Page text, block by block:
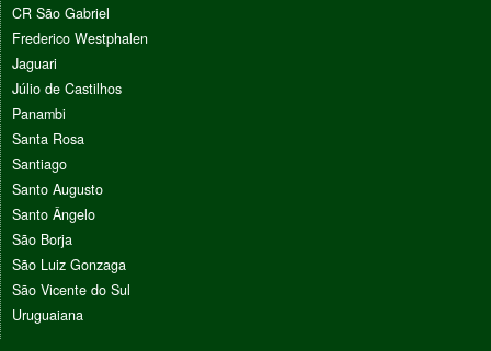
CR São Gabriel
Frederico Westphalen
Jaguari
Júlio de Castilhos
Panambi
Santa Rosa
Santiago
Santo Augusto
Santo Ângelo
São Borja
São Luiz Gonzaga
São Vicente do Sul
Uruguaiana